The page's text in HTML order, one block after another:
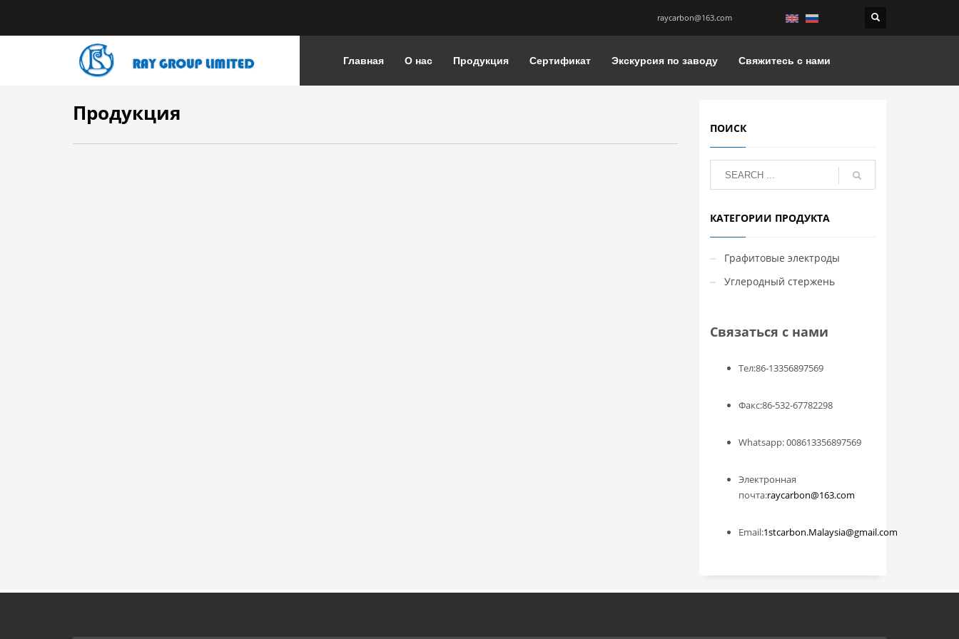
raycarbon@163.com
Главная О нас Продукция Сертификат Экскурсия по заводу Свяжитесь с нами
HOME ПРОДУКЦИЯ
Продукция
ПОИСК
КАТЕГОРИИ ПРОДУКТА
Графитовые электроды
Углеродный стержень
Связаться с нами
Тел:86-13356897569
Факс:86-532-67782298
Whatsapp: 008613356897569
Электронная
почта:raycarbon@163.com
Email:1stcarbon.Malaysia@gmail.com